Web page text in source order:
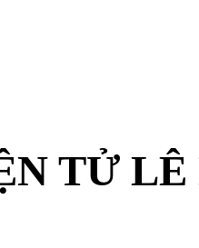
TỬ LÊ